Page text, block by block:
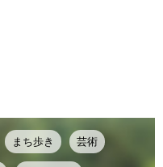
まち歩き 芸術